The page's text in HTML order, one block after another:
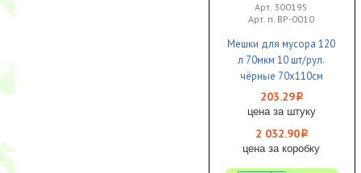
Арт. 300195
Арт. п. ВР-0010
Мешки для мусора 120
л 70мкм 10 шт/рул.
чёрные 70х110см
двухслойные Броня
1/10
203.29i
цена за штуку
2 032.90i
цена за коробку